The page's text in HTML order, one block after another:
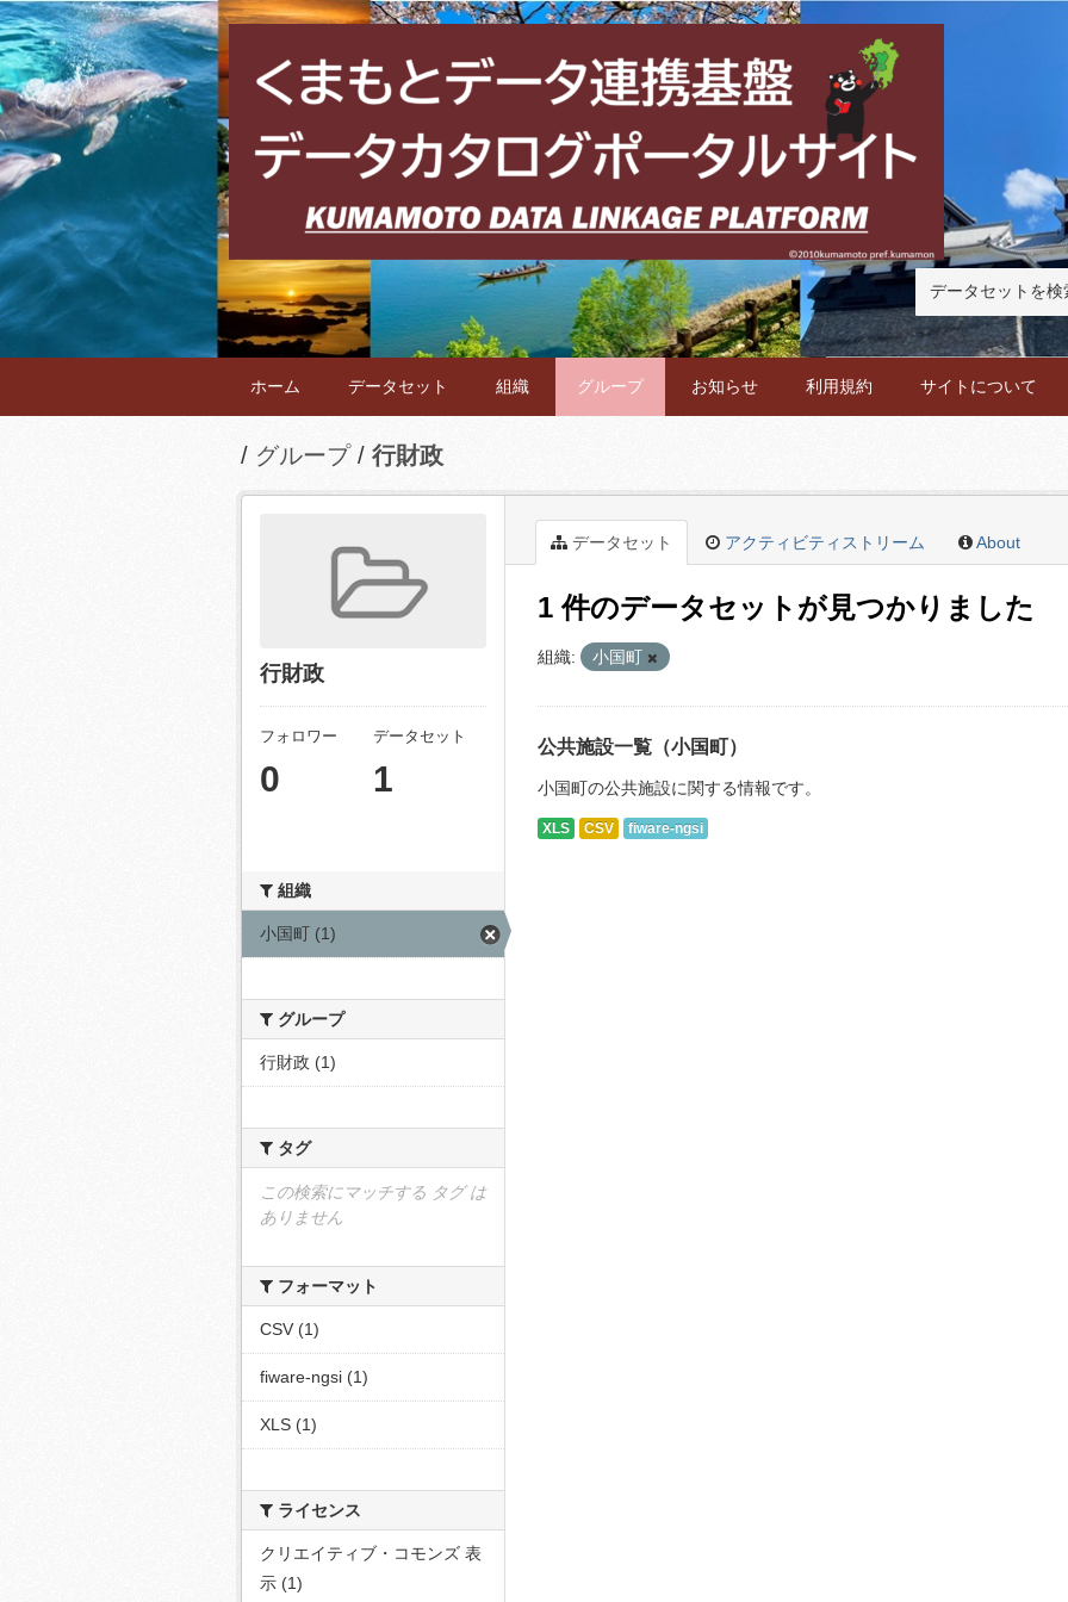
ホーム データセット 組織 グループ お知らせ 利用規約 サイトについて
グループ 行財政
データセット アクティビティストリーム About
1 件のデータセットが見つかりました
組織: 小国町
公共施設一覧（小国町）
小国町の公共施設に関する情報です。
XLS CSV fiware-ngsi
行財政
フォロワー
0
データセット
1
組織
小国町 (1)
グループ
行財政 (1)
タグ
この検索にマッチする タグ は
ありません
フォーマット
CSV (1)
fiware-ngsi (1)
XLS (1)
ライセンス
クリエイティブ・コモンズ 表
示 (1)